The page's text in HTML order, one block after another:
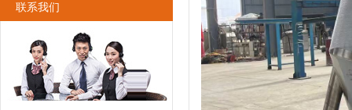
联系我们